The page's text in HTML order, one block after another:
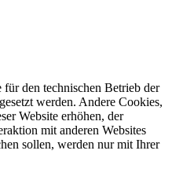
den technischen Betrieb der
werden. Andere Cookies,
Website erhöhen, der
mit anderen Websites
sollen, werden nur mit Ihrer